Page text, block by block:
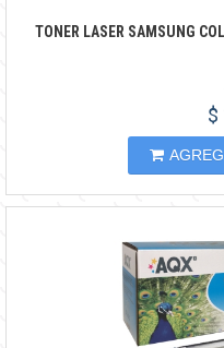
TONER LASER SAMSUNG
$